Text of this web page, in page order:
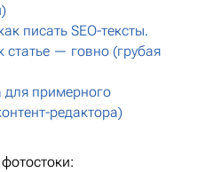
писать SEO-тексты.
— говно (грубая
примерного
редактора)